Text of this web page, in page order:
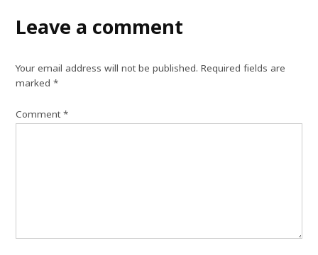
Leave a comment
Your email address will not be published. Required fields are
marked*
Comment*